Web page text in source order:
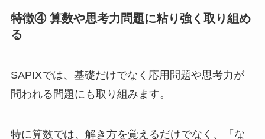
特徴④ 算数や思考力問題に粘り強く取り組め
る
SAPIXでは、基礎だけでなく応用問題や思考力が
問われる問題にも取り組みます。
特に算数では、解き方を覚えるだけでなく、「な